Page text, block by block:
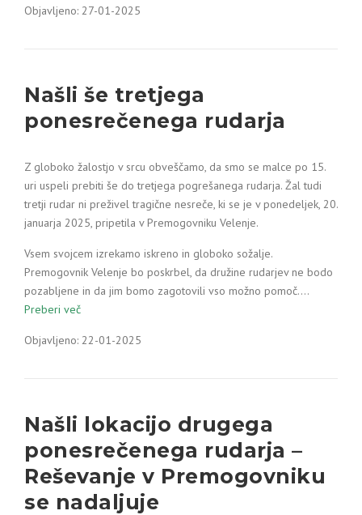
Objavljeno: 27-01-2025
Našli še tretjega
ponesrečenega rudarja
Z globoko žalostjo v srcu obveščamo, da smo se malce po 15.
uri uspeli prebiti še do tretjega pogrešanega rudarja. Žal tudi
tretji rudar ni preživel tragične nesreče, ki se je v ponedeljek, 20.
januarja 2025, pripetila v Premogovniku Velenje.
Vsem svojcem izrekamo iskreno in globoko sožalje.
Premogovnik Velenje bo poskrbel, da družine rudarjev ne bodo
pozabljene in da jim bomo zagotovili vso možno pomoč.…
Preberi več
Objavljeno: 22-01-2025
Našli lokacijo drugega
ponesrečenega rudarja –
Reševanje v Premogovniku
se nadaljuje